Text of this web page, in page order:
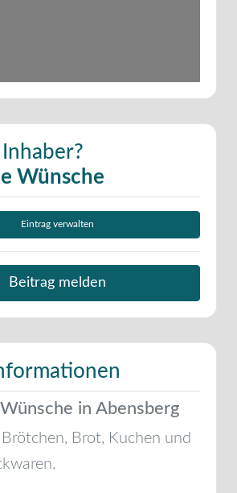
Wünsche
Eintrag verwalten
Beitrag melden
in Abensberg
Brot, Kuchen und